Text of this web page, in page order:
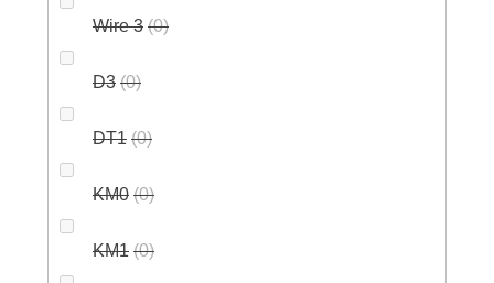
Wire 3 0
D3 0
DT1 0
KM0 0
KM1 0